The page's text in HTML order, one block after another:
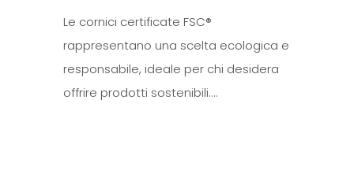
Le cornici certificate FSC®
rappresentano una scelta ecologica e
responsabile, ideale per chi desidera
offrire prodotti sostenibili.…